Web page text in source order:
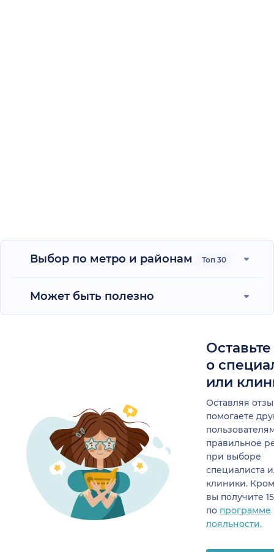
Выбор по метро и районам Топ 30
Может быть полезно
о
или
Оставляя
помогаете
правильное
при выборе
специалиста
клиники.
вы получите
по программе
лояльности.